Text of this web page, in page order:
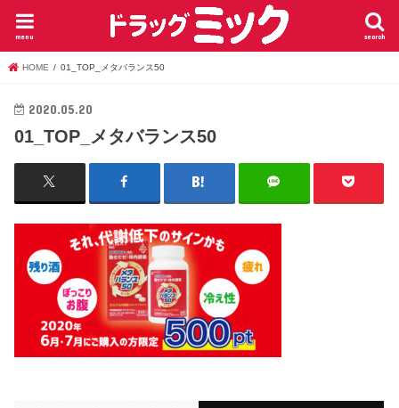
search
menu
HOME 01_TOP_メタバランス50
2020.05.20
01_TOP_メタバランス50